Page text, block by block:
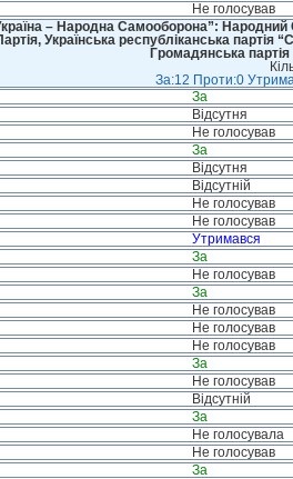
Не голосував
– Народна Самооборона”: Народний
Українська республіканська
Громадянська
За:12 Проти:0
За
Відсутня
Не голосував
За
Відсутня
Відсутній
Не голосував
Не голосував
Утримався
За
Не голосував
За
Не голосував
Не голосував
Не голосував
За
Не голосував
Відсутній
За
Не голосувала
Не голосував
За